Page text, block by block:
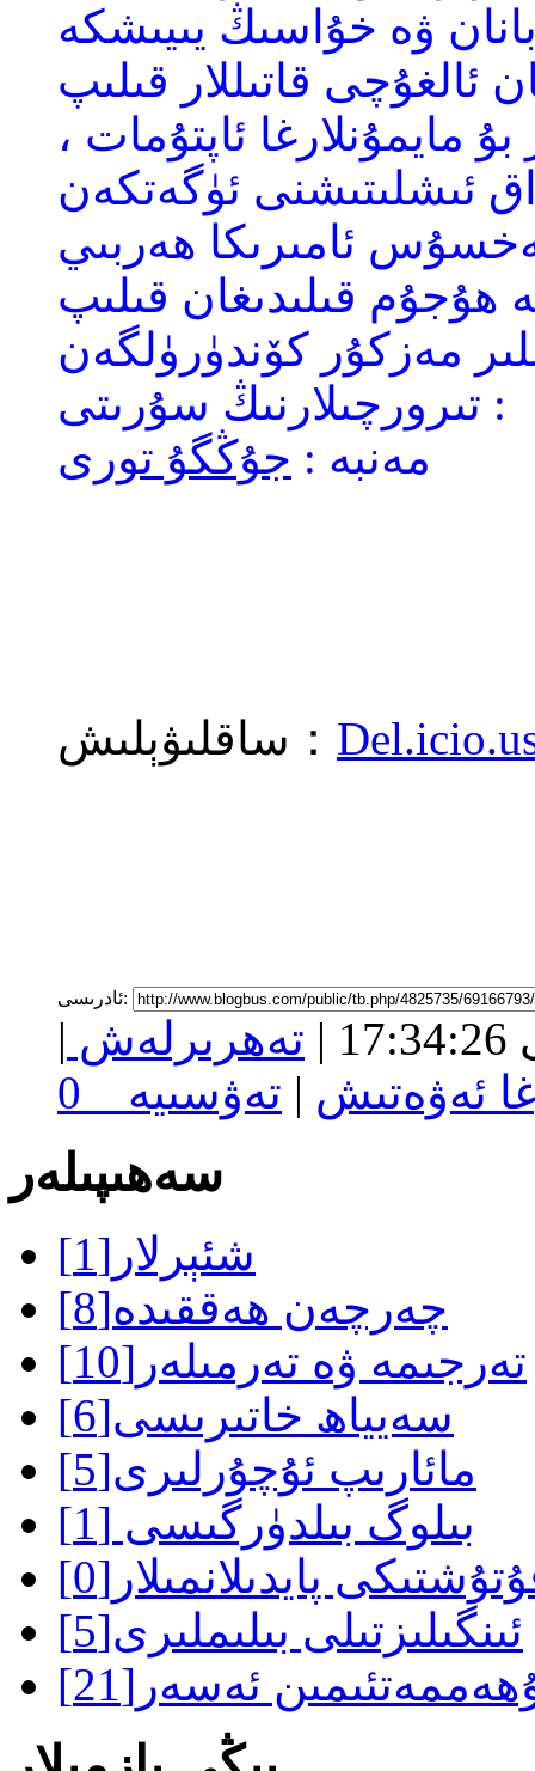
بانان ۋە خۇاسىڭ يىيىشكە
ئالغۇچى قاتىللار قىلىپ
مايمۇنلارغا ئاپتۇمات ،
ئىشلىتىشنى ئۈگەتكەن
ئامىرىكا ھەربىي
قىلىدىغان قىلىپ
مەزكۇر كۆندۈرۈلگەن
تىرورچىلارنىڭ سۇرىتى :
مەنبە : جۇڭگۇ تورى
ساقلىۋېلىش：
ئادرىسى:
17:34:26
| تەھرىرلەش |
ئەۋەتىش | تەۋسىيە
سەھىپىلەر
شئېرلار [1]
چەرچەن ھەققىدە[8]
تەرجىمە ۋە تەرمىلەر [10]
سەيياھ خاتىرىسى[6]
مائارىپ ئۇچۇرلىرى[5]
بىلوگ بىلدۈرگىسى [1]
پايدىلانمىلار [0]
ئىنگىلىزتىلى بىلىملىرى[5]
ئەسەر [21]